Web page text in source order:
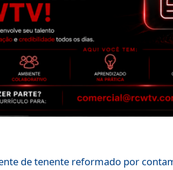
de tenente reformado por